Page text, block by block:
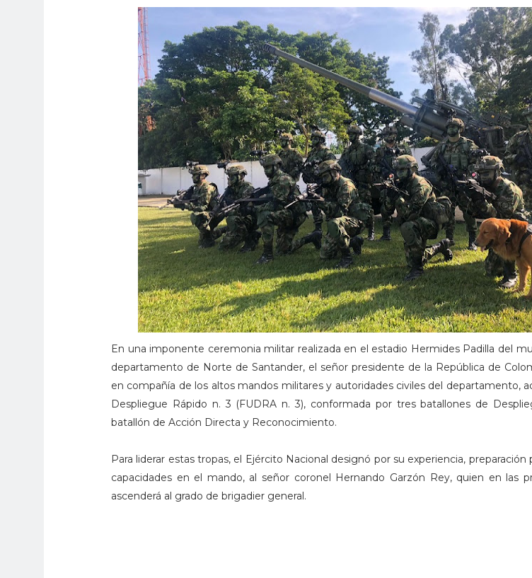
En una imponente ceremonia militar realizada en el estadio Hermides Padilla del
departamento de Norte de Santander, el señor presidente de la República de
en compañía de los altos mandos militares y autoridades civiles del departamento,
Despliegue Rápido n. 3 (FUDRA n. 3), conformada por tres batallones de
batallón de Acción Directa y Reconocimiento.
Para liderar estas tropas, el Ejército Nacional designó por su experiencia, preparación
capacidades en el mando, al señor coronel Hernando Garzón Rey, quien en las
ascenderá al grado de brigadier general.